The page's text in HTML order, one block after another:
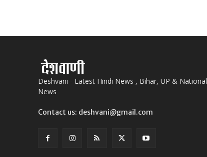
Deshvani - Latest Hindi News , Bihar, UP & National
News
Contact us: deshvani@gmail.com